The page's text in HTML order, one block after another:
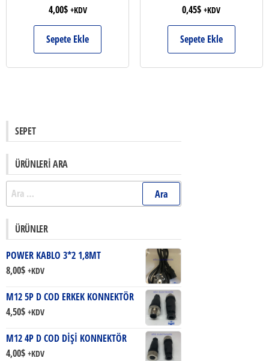
4,00$ +KDV
Sepete Ekle
0,45$ +KDV
Sepete Ekle
SEPET
ÜRÜNLERI ARA
Arama:
ÜRÜNLER
POWER KABLO 3*2 1,8MT
8,00$ +KDV
M12 5P D COD ERKEK KONNEKTÖR
4,50$ +KDV
M12 4P D COD DİŞİ KONNEKTÖR
4,00$ +KDV